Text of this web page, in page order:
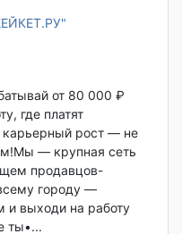
от 80 000 ₽
где платят
карьерный рост — не
— крупная сеть
продавцов-
городу —
выходи на работу
ты•...